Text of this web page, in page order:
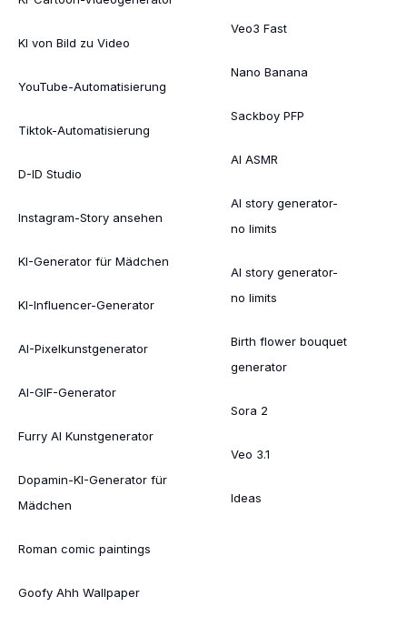
KI von Bild zu Video
YouTube-Automatisierung
Tiktok-Automatisierung
D-ID Studio
Instagram-Story ansehen
KI-Generator für Mädchen
KI-Influencer-Generator
AI-Pixelkunstgenerator
AI-GIF-Generator
Furry AI Kunstgenerator
Dopamin-KI-Generator für
Mädchen
Roman comic paintings
Goofy Ahh Wallpaper
Veo3 Fast
Nano Banana
Sackboy PFP
AI ASMR
AI story generator-
no limits
AI story generator-
no limits
Birth flower bouquet
generator
Sora 2
Veo 3.1
Ideas